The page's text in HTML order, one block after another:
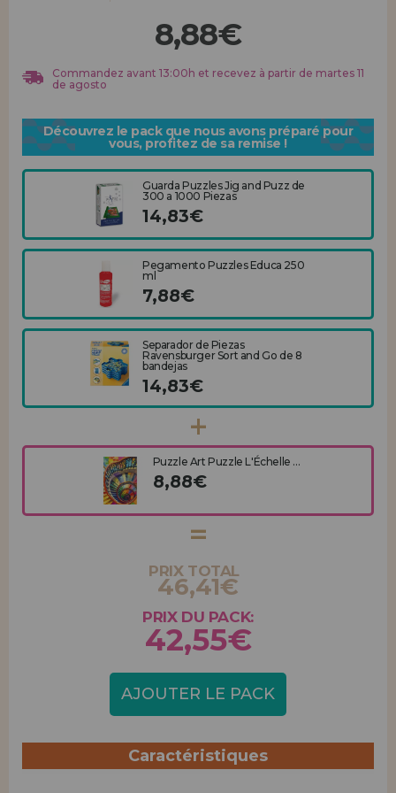
ENREGISTREMENT DISTRIBUTEUR
8,88€
Commandez avant 13:00h et recevez à partir de martes 11
de agosto
Découvrez le pack que nous avons préparé pour
vous, profitez de sa remise !
Guarda Puzzles Jig and Puzz de
300 a 1000 Piezas
14,83€
Pegamento Puzzles Educa 250
ml
7,88€
Separador de Piezas
Ravensburger Sort and Go de 8
bandejas
14,83€
Puzzle Art Puzzle L'Échelle ...
8,88€
PRIX TOTAL
46,41€
PRIX DU PACK:
42,55€
AJOUTER LE PACK
Caractéristiques